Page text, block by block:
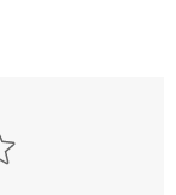
: mauvaise
encore longue
du film